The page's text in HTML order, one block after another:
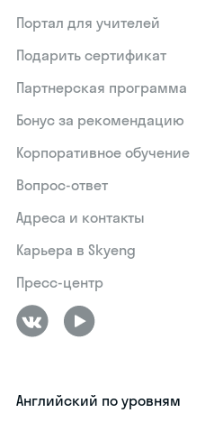
Портал для учителей
Подарить сертификат
Партнерская программа
Бонус за рекомендацию
Корпоративное обучение
Вопрос-ответ
Адреса и контакты
Карьера в Skyeng
Пресс-центр
Английский по уровням